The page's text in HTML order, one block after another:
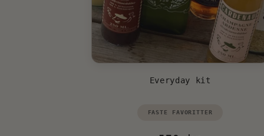
Everyday kit
FASTE FAVORITTER